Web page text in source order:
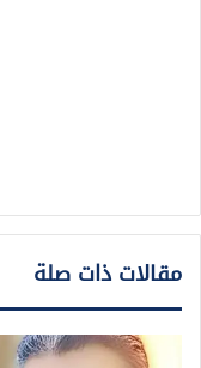
مقالات ذات صلة